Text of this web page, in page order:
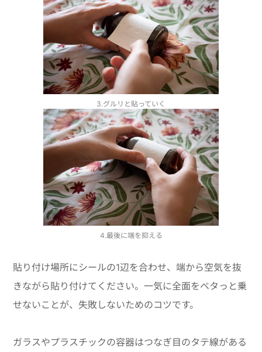
3.グルリと貼っていく
4.最後に端を抑える
貼り付け場所にシールの1辺を合わせ、端から空気を抜
きながら貼り付けてください。一気に全面をベタっと乗
せないことが、失敗しないためのコツです。
ガラスやプラスチックの容器はつなぎ目のタテ線がある